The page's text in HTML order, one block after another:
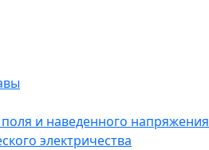
и наведенного напряжения
электричества